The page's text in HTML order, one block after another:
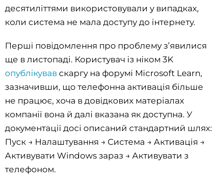
десятиліттями використовували у випадках,
коли система не мала доступу до інтернету.
Перші повідомлення про проблему з’явилися
ще в листопаді. Користувач із ніком 3K
опублікував скаргу на форумі Microsoft Learn,
зазначивши, що телефонна активація більше
не працює, хоча в довідкових матеріалах
компанії вона й далі вказана як доступна. У
документації досі описаний стандартний шлях:
Пуск → Налаштування → Система → Активація →
Активувати Windows зараз → Активувати з
телефоном.